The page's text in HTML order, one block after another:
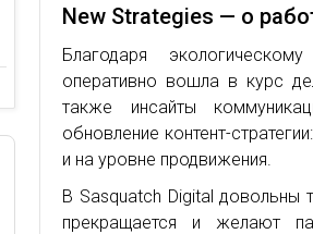
New Strategies — о
Благодаря
оперативно вошла в курс
также инсайты
обновление контент-
и на уровне продвижения.
В Sasquatch Digital довольны
прекращается и желают